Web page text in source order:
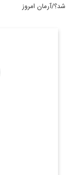
شد؟/آرمان امروز
روزنامه